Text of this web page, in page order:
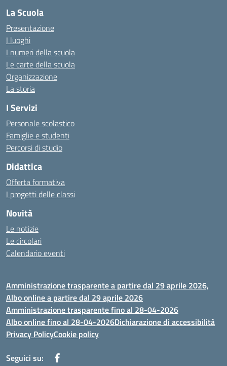
La Scuola
Presentazione
I luoghi
I numeri della scuola
Le carte della scuola
Organizzazione
La storia
I Servizi
Personale scolastico
Famiglie e studenti
Percorsi di studio
Didattica
Offerta formativa
I progetti delle classi
Novità
Le notizie
Le circolari
Calendario eventi
Amministrazione trasparente a partire dal 29 aprile 2026,
Albo online a partire dal 29 aprile 2026
Amministrazione trasparente fino al 28-04-2026
Albo online fino al 28-04-2026Dichiarazione di accessibilità
Privacy PolicyCookie policy
Seguici su: